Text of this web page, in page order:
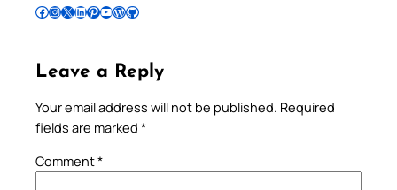
Follow Pradeep on Facebook Follow Pradeep on InstagramFollow Pradeep on X Follow Pradeep on LinkedIn Follow Pradeep on Pinterest Subscribe to Pradeep’s Youtube Channel Follow Pradeep on WordPress Follow Pradeep on GitHub
Leave a Reply
Your email address will not be published. Required
fields are marked *
Comment*